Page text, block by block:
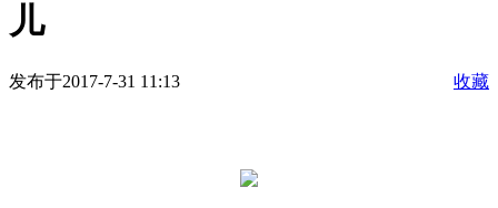
儿
发布于2017-7-31 11:13 收藏